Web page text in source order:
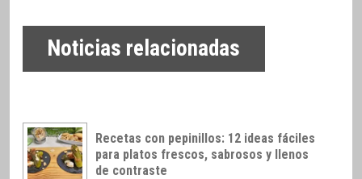
Noticias relacionadas
Recetas con pepinillos: 12 ideas fáciles
para platos frescos, sabrosos y llenos
de contraste